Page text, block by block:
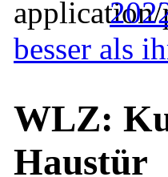
besser als
WLZ:
Haustür